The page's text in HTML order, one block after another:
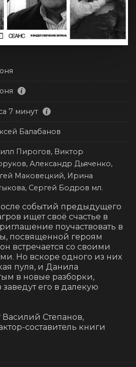
7 минут
Балабанов
Пирогов, Виктор
Александр Дьяченко,
Маковецкий, Ирина
Сергей Бодров мл.
событий предыдущего
ищет своё счастье в
поучаствовать в
посвященной героям
встречается со своими
Но вскоре одного из них
пуля, и Данила
в новые разборки,
заведут его в далекую
Степанов,
составитель книги